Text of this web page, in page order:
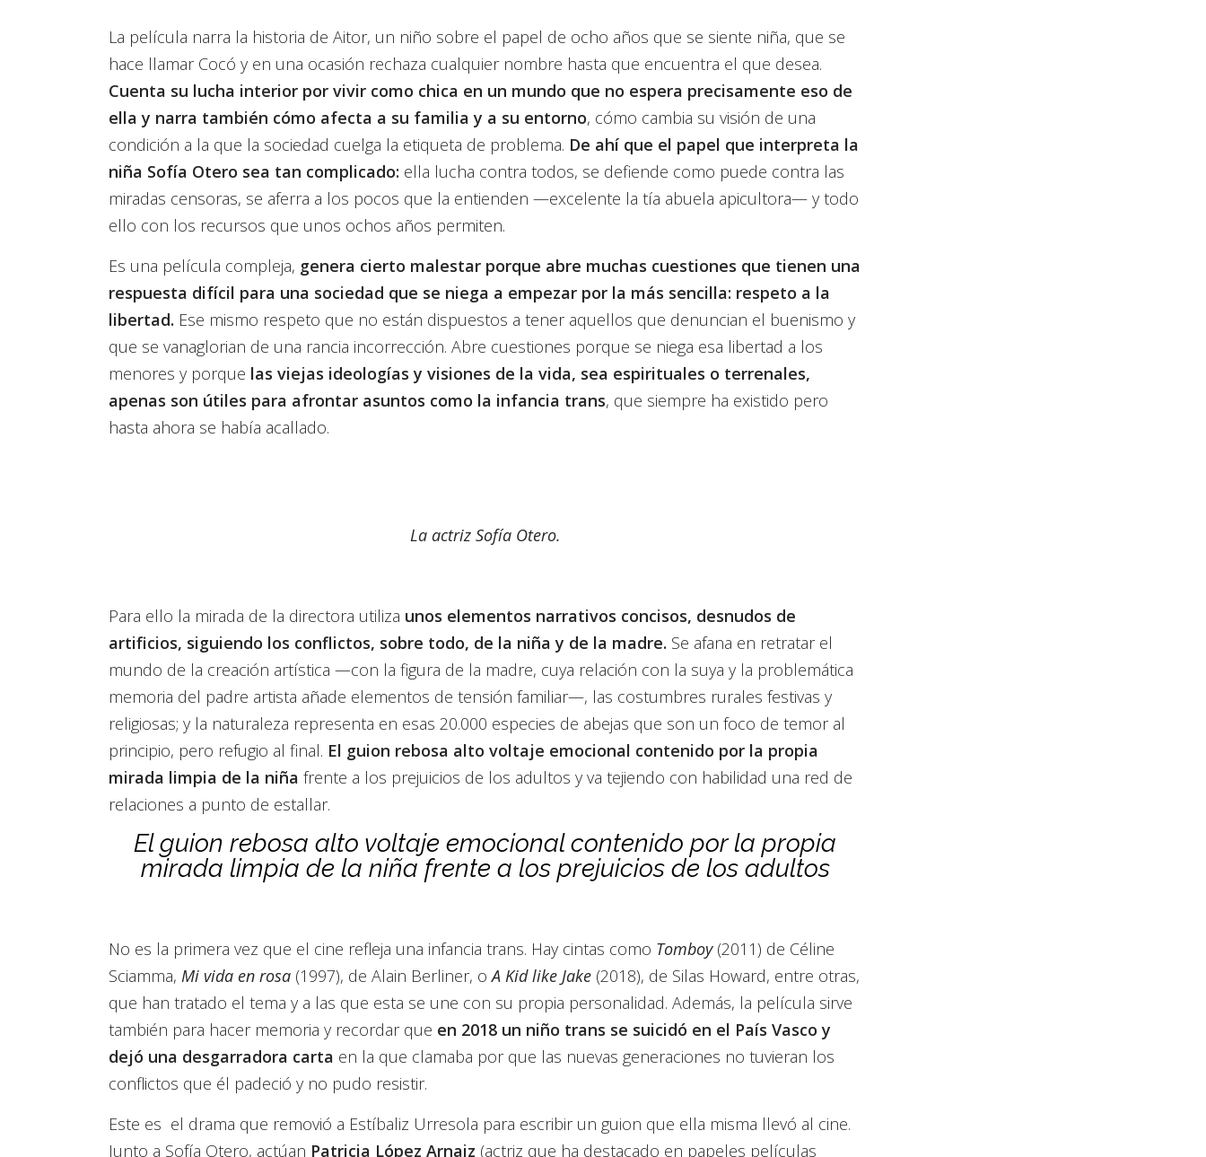
La película narra la historia de Aitor, un niño sobre el papel de ocho años que se siente niña, que se
hace llamar Cocó y en una ocasión rechaza cualquier nombre hasta que encuentra el que desea.
Cuenta su lucha interior por vivir como chica en un mundo que no espera precisamente eso de
ella y narra también cómo afecta a su familia y a su entorno, cómo cambia su visión de una
condición a la que la sociedad cuelga la etiqueta de problema. De ahí que el papel que interpreta la
niña Sofía Otero sea tan complicado: ella lucha contra todos, se defiende como puede contra las
miradas censoras, se aferra a los pocos que la entienden —excelente la tía abuela apicultora— y todo
ello con los recursos que unos ochos años permiten.
Es una película compleja, genera cierto malestar porque abre muchas cuestiones que tienen una
respuesta difícil para una sociedad que se niega a empezar por la más sencilla: respeto a la
libertad. Ese mismo respeto que no están dispuestos a tener aquellos que denuncian el buenismo y
que se vanaglorian de una rancia incorrección. Abre cuestiones porque se niega esa libertad a los
menores y porque las viejas ideologías y visiones de la vida, sea espirituales o terrenales,
apenas son útiles para afrontar asuntos como la infancia trans, que siempre ha existido pero
hasta ahora se había acallado.
La actriz Sofía Otero.
Para ello la mirada de la directora utiliza unos elementos narrativos concisos, desnudos de
artificios, siguiendo los conflictos, sobre todo, de la niña y de la madre. Se afana en retratar el
mundo de la creación artística —con la figura de la madre, cuya relación con la suya y la problemática
memoria del padre artista añade elementos de tensión familiar—, las costumbres rurales festivas y
religiosas; y la naturaleza representa en esas 20.000 especies de abejas que son un foco de temor al
principio, pero refugio al final. El guion rebosa alto voltaje emocional contenido por la propia
mirada limpia de la niña frente a los prejuicios de los adultos y va tejiendo con habilidad una red de
relaciones a punto de estallar.
El guion rebosa alto voltaje emocional contenido por la propia
mirada limpia de la niña frente a los prejuicios de los adultos
No es la primera vez que el cine refleja una infancia trans. Hay cintas como Tomboy(2011) de Céline
Sciamma, Mi vida en rosa(1997), de Alain Berliner, oA Kid like Jake(2018), de Silas Howard, entre otras,
que han tratado el tema y a las que esta se une con su propia personalidad. Además, la película sirve
también para hacer memoria y recordar que en 2018 un niño trans se suicidó en el País Vasco y
dejó una desgarradora carta en la que clamaba por que las nuevas generaciones no tuvieran los
conflictos que él padeció y no pudo resistir.
Este es el drama que removió a Estíbaliz Urresola para escribir un guion que ella misma llevó al cine.
Junto a Sofía Otero, actúan Patricia López Arnaiz (actriz que ha destacado en papeles películas